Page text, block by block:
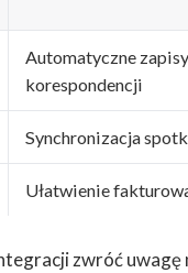
Automatyczne
korespondencji
Synchronizacja
Ułatwienie
zwróć uwagę